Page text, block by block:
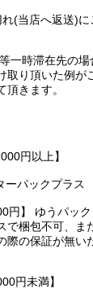
(当店へ返送)に
一時滞在先の場
取り頂いた例が
頂きます。
円以上】
ーパックプラス
円】 ゆうパック
で梱包不可、ま
の保証が無い
円未満】